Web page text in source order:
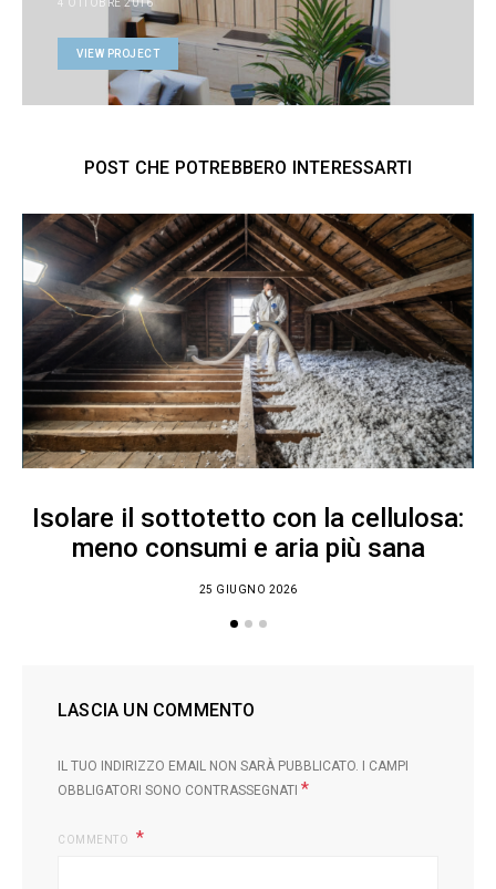
4 OTTOBRE 2016
VIEW PROJECT
POST CHE POTREBBERO INTERESSARTI
Isolare il sottotetto con la cellulosa:
meno consumi e aria più sana
25 GIUGNO 2026
LASCIA UN COMMENTO
IL TUO INDIRIZZO EMAIL NON SARÀ PUBBLICATO. I CAMPI
OBBLIGATORI SONO CONTRASSEGNATI *
COMMENTO